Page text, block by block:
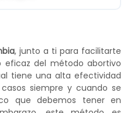
, junto a ti para facilitarte
eficaz del método abortivo
tiene una alta efectividad
siempre y cuando se
que debemos tener en